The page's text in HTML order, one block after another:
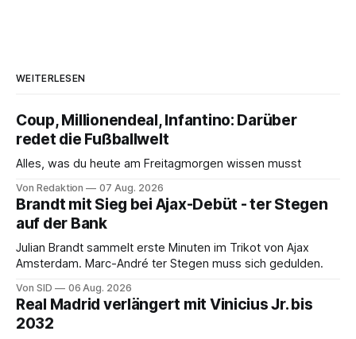
WEITERLESEN
Coup, Millionendeal, Infantino: Darüber
redet die Fußballwelt
Alles, was du heute am Freitagmorgen wissen musst
Von Redaktion 07 Aug. 2026
Brandt mit Sieg bei Ajax-Debüt - ter Stegen
auf der Bank
Julian Brandt sammelt erste Minuten im Trikot von Ajax
Amsterdam. Marc-André ter Stegen muss sich gedulden.
Von SID 06 Aug. 2026
Real Madrid verlängert mit Vinicius Jr. bis
2032